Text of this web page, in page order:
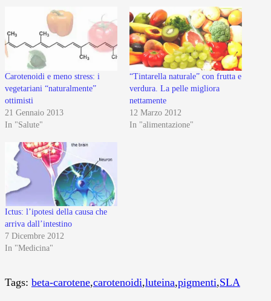
Carotenoidi e meno stress: i
vegetariani “naturalmente”
ottimisti
21 Gennaio 2013
In "Salute"
“Tintarella naturale” con frutta e
verdura. La pelle migliora
nettamente
12 Marzo 2012
In "alimentazione"
Ictus: l’ipotesi della causa che
arriva dall’intestino
7 Dicembre 2012
In "Medicina"
Tags: beta-carotene,carotenoidi,luteina,pigmenti,SLA